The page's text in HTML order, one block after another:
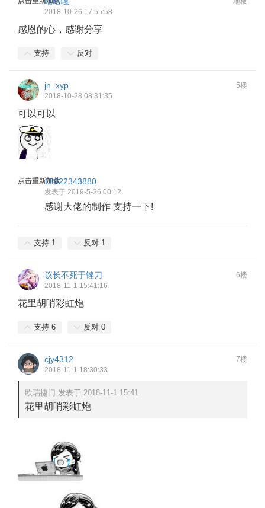
2018-10-26 17:55:58
感恩的心，感谢分享
支持 反对
5楼
jn_xyp
2018-10-28 08:31:35
可以可以
点击重新加载15022343880
发表于 2019-5-26 00:12
感谢大佬的制作 支持一下!
支持 1 反对 1
6楼
议长不死于锉刀
2018-11-1 15:41:16
花里胡哨彩虹炮
支持 6 反对 0
7楼
cjy4312
2018-11-1 18:30:33
欧瑞捷门 发表于 2018-11-1 15:41
花里胡哨彩虹炮